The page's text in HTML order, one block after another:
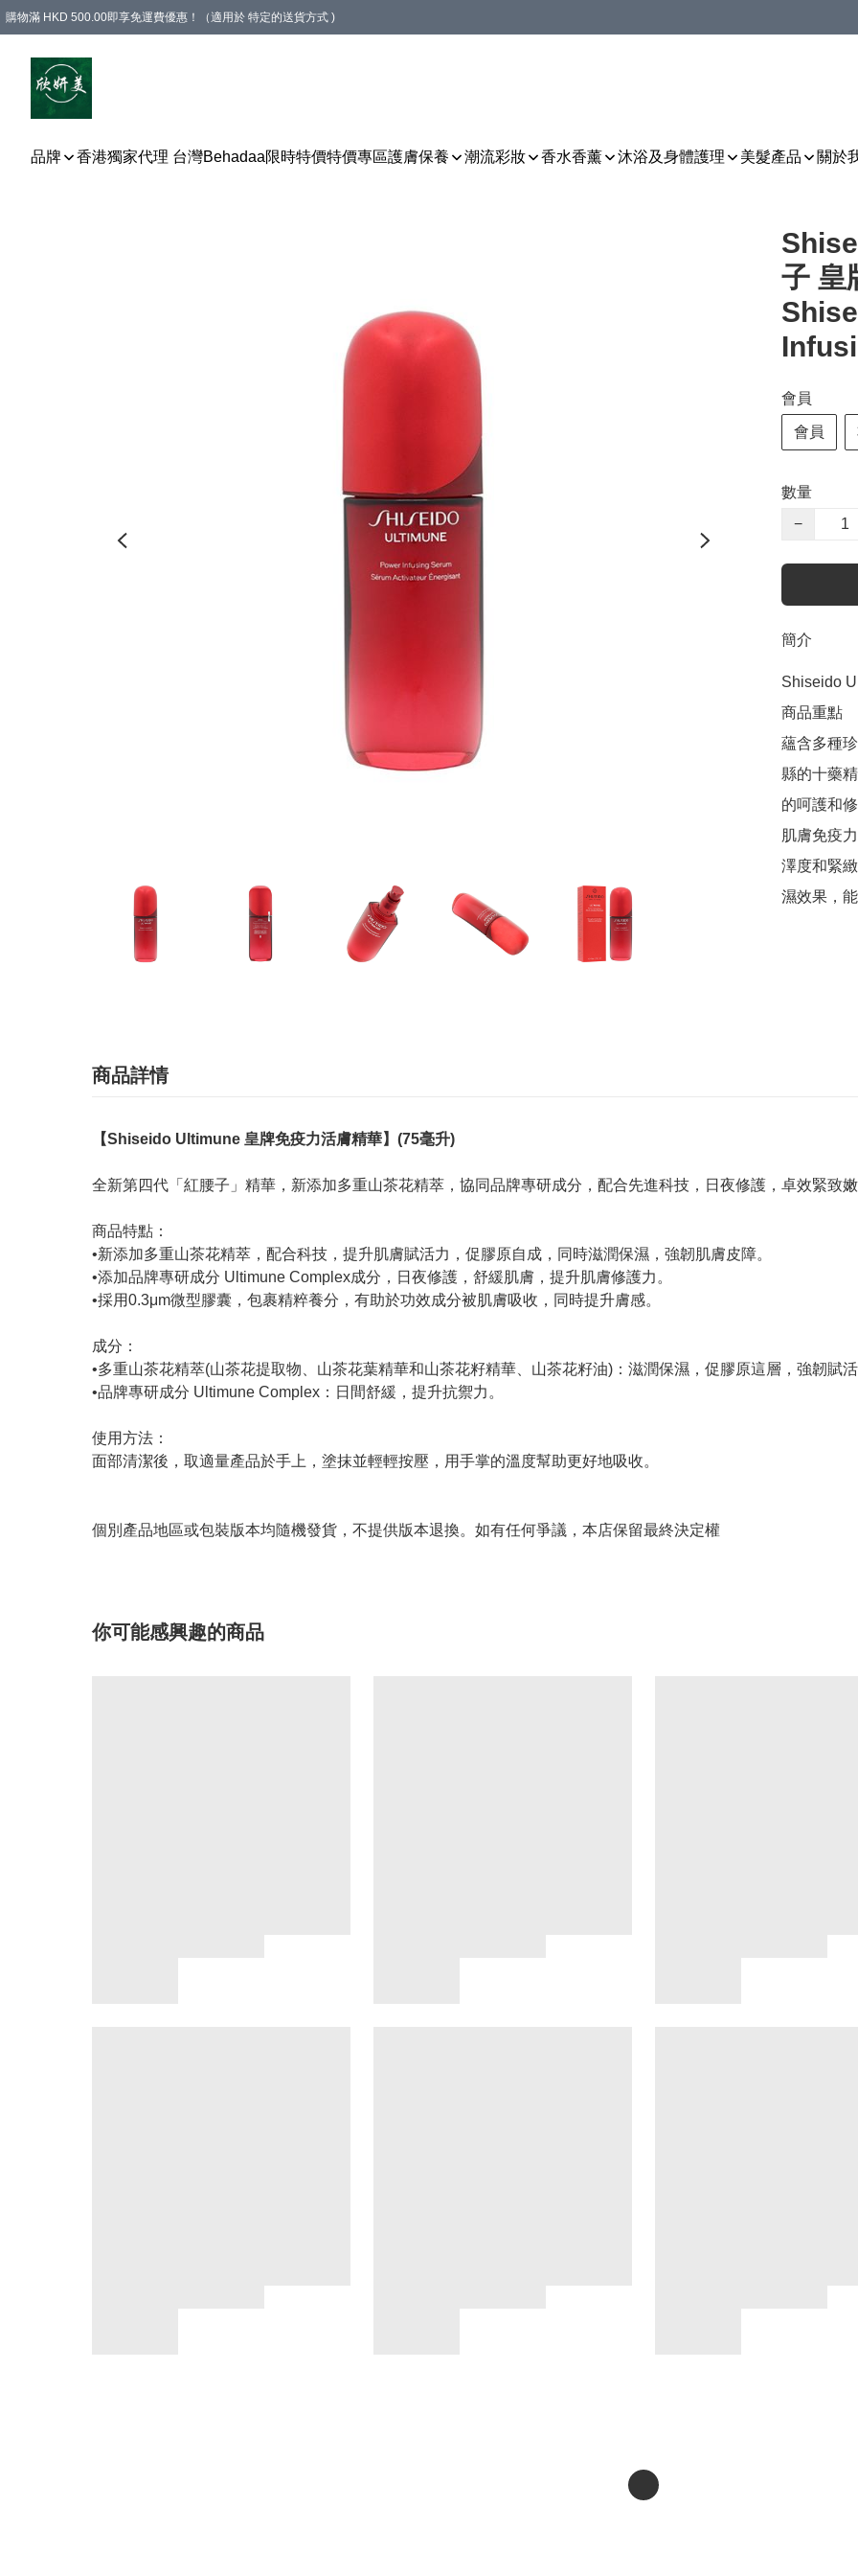
購物滿 HKD 500.00即享免運費優惠！（適用於 特定的送貨方式 )
品牌 香港獨家代理 台灣Behadaa限時特價特價專區護膚保養 潮流彩妝 香水香薰 沐浴及身體護理 美髮產品 關於
子 皇
會員
會員
數量
−
簡介
Shiseido
商品重點
蘊含多種
縣的十藥
的呵護和
肌膚免疫
澤度和緊
濕效果，
商品詳情
【Shiseido Ultimune 皇牌免疫力活膚精華】(75毫升)
全新第四代「紅腰子」精華，新添加多重山茶花精萃，協同品牌專研成分，配合先進科技，日夜修護，卓效緊致
商品特點：
•新添加多重山茶花精萃，配合科技，提升肌膚賦活力，促膠原自成，同時滋潤保濕，強韌肌膚皮障。
•添加品牌專研成分 Ultimune Complex成分，日夜修護，舒緩肌膚，提升肌膚修護力。
•採用0.3μm微型膠囊，包裹精粹養分，有助於功效成分被肌膚吸收，同時提升膚感。
成分：
•多重山茶花精萃(山茶花提取物、山茶花葉精華和山茶花籽精華、山茶花籽油)：滋潤保濕，促膠原這層，強韌賦
•品牌專研成分 Ultimune Complex：日間舒緩，提升抗禦力。
使用方法：
面部清潔後，取適量產品於手上，塗抹並輕輕按壓，用手掌的溫度幫助更好地吸收。
個別產品地區或包裝版本均隨機發貨，不提供版本退換。如有任何爭議，本店保留最終決定權
你可能感興趣的商品